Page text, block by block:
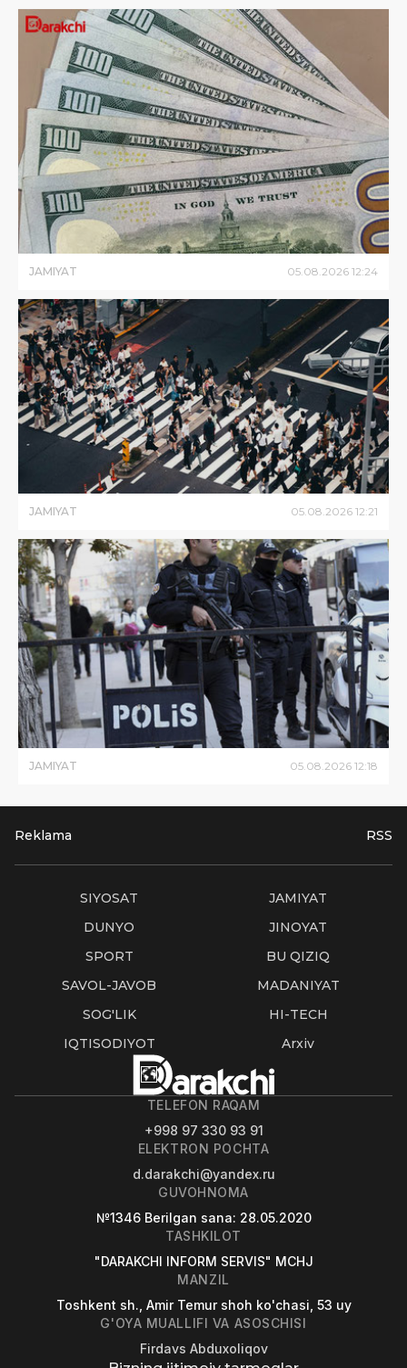
JAMIYAT 05.08.2026 12:24
JAMIYAT 05.08.2026 12:21
JAMIYAT 05 08 2026 12:18
Reklama RSS
SIYOSAT
JAMIYAT
DUNYO
JINOYAT
SPORT
BU QIZIQ
SAVOL-JAVOB
MADANIYAT
SOG'LIK
HI-TECH
IQTISODIYOT
Arxiv
TELEFON RAQAM
+998 97 330 93 91
ELEKTRON POCHTA
d.darakchi@yandex.ru
GUVOHNOMA
№1346 Berilgan sana: 28.05.2020
TASHKILOT
"DARAKCHI INFORM SERVIS" MCHJ
MANZIL
Toshkent sh., Amir Temur shoh ko'chasi, 53 uy
G'OYA MUALLIFI VA ASOSCHISI
Firdavs Abduxoliqov